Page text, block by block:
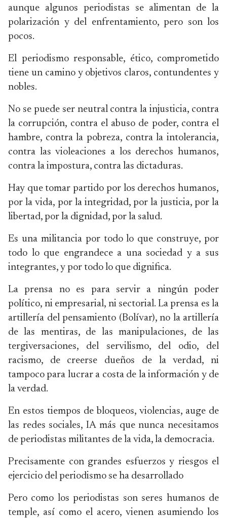
aunque algunos periodistas se alimentan de la
polarización y del enfrentamiento, pero son los
pocos.
El periodismo responsable, ético, comprometido
tiene un camino y objetivos claros, contundentes y
nobles.
No se puede ser neutral contra la injusticia, contra
la corrupción, contra el abuso de poder, contra el
hambre, contra la pobreza, contra la intolerancia,
contra las violeaciones a los derechos humanos,
contra la impostura, contra las dictaduras.
Hay que tomar partido por los derechos humanos,
por la vida, por la integridad, por la justicia, por la
libertad, por la dignidad, por la salud.
Es una militancia por todo lo que construye, por
todo lo que engrandece a una sociedad y a sus
integrantes, y por todo lo que dignifica.
La prensa no es para servir a ningún poder
político, ni empresarial, ni sectorial. La prensa es la
artillería del pensamiento (Bolívar), no la artillería
de las mentiras, de las manipulaciones, de las
tergiversaciones, del servilismo, del odio, del
racismo, de creerse dueños de la verdad, ni
tampoco para lucrar a costa de la información y de
la verdad.
En estos tiempos de bloqueos, violencias, auge de
las redes sociales, IA más que nunca necesitamos
de periodistas militantes de la vida, la democracia.
Precisamente con grandes esfuerzos y riesgos el
ejercicio del periodismo se ha desarrollado
Pero como los periodistas son seres humanos de
temple, así como el acero, vienen asumiendo los